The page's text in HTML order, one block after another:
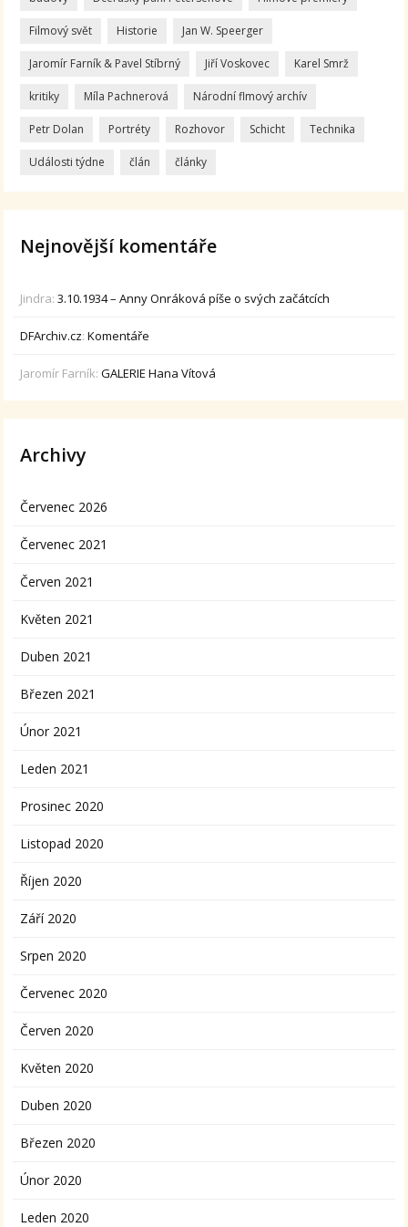
Filmový svět Historie Jan W. Speerger
Jaromír Farník & Pavel Stíbrný Jiří Voskovec Karel Smrž
kritiky Míla Pachnerová Národní flmový archív
Petr Dolan Portréty Rozhovor Schicht Technika
Události týdne člán články
Nejnovější komentáře
Jindra:3.10.1934 – Anny Onráková píše o svých začátcích
DFArchiv.cz:Komentáře
Jaromír Farník:GALERIE Hana Vítová
Archivy
Červenec 2026
Červenec 2021
Červen 2021
Květen 2021
Duben 2021
Březen 2021
Únor 2021
Leden 2021
Prosinec 2020
Listopad 2020
Říjen 2020
Září 2020
Srpen 2020
Červenec 2020
Červen 2020
Květen 2020
Duben 2020
Březen 2020
Únor 2020
Leden 2020